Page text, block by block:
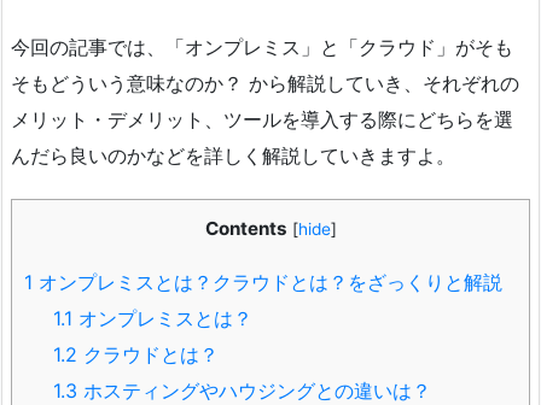
今回の記事では、「オンプレミス」と「クラウド」がそも
そもどういう意味なのか？ から解説していき、それぞれの
メリット・デメリット、ツールを導入する際にどちらを選
んだら良いのかなどを詳しく解説していきますよ。
Contents [hide]
1 オンプレミスとは？クラウドとは？をざっくりと解説
1.1 オンプレミスとは？
1.2 クラウドとは？
1.3 ホスティングやハウジングとの違いは？